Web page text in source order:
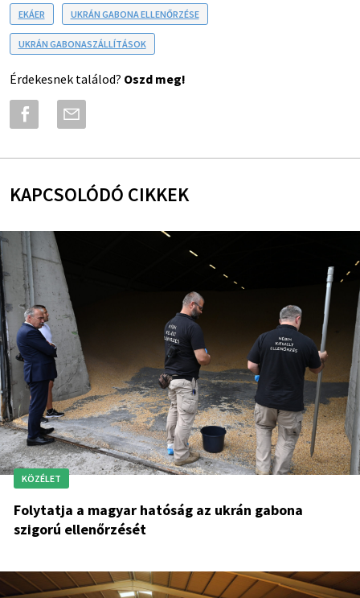
EKÁER UKRÁN GABONA ELLENŐRZÉSE
UKRÁN GABONASZÁLLÍTÁSOK
Érdekesnek találod? Oszd meg!
KAPCSOLÓDÓ CIKKEK
KÖZÉLET
Folytatja a magyar hatóság az ukrán gabona
szigorú ellenőrzését